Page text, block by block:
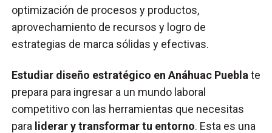
optimización de procesos y productos,
aprovechamiento de recursos y logro de
estrategias de marca sólidas y efectivas.
Estudiar diseño estratégico en Anáhuac Puebla te
prepara para ingresar a un mundo laboral
competitivo con las herramientas que necesitas
para liderar y transformar tu entorno. Esta es una